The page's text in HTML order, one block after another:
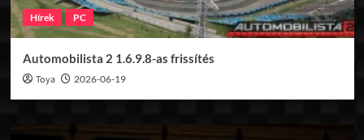
Hírek PC
Automobilista 2 1.6.9.8-as frissítés
Toya 2026-06-19